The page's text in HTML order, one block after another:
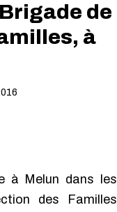
de
à
à Melun dans les
des Familles